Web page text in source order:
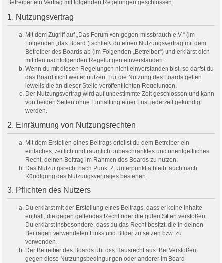
Betreiber ein Vertrag mit folgenden Regelungen geschlossen:
1. Nutzungsvertrag
Mit dem Zugriff auf „Das Forum von gegen-missbrauch e.V.“ (im
Folgenden „das Board“) schließt du einen Nutzungsvertrag mit dem
Betreiber des Boards ab (im Folgenden „Betreiber“) und erklärst dich
mit den nachfolgenden Regelungen einverstanden.
Wenn du mit diesen Regelungen nicht einverstanden bist, so darfst du
das Board nicht weiter nutzen. Für die Nutzung des Boards gelten
jeweils die an dieser Stelle veröffentlichten Regelungen.
Der Nutzungsvertrag wird auf unbestimmte Zeit geschlossen und kann
von beiden Seiten ohne Einhaltung einer Frist jederzeit gekündigt
werden.
2. Einräumung von Nutzungsrechten
Mit dem Erstellen eines Beitrags erteilst du dem Betreiber ein
einfaches, zeitlich und räumlich unbeschränktes und unentgeltliches
Recht, deinen Beitrag im Rahmen des Boards zu nutzen.
Das Nutzungsrecht nach Punkt 2, Unterpunkt a bleibt auch nach
Kündigung des Nutzungsvertrages bestehen.
3. Pflichten des Nutzers
Du erklärst mit der Erstellung eines Beitrags, dass er keine Inhalte
enthält, die gegen geltendes Recht oder die guten Sitten verstoßen.
Du erklärst insbesondere, dass du das Recht besitzt, die in deinen
Beiträgen verwendeten Links und Bilder zu setzen bzw. zu
verwenden.
Der Betreiber des Boards übt das Hausrecht aus. Bei Verstößen
gegen diese Nutzungsbedingungen oder anderer im Board